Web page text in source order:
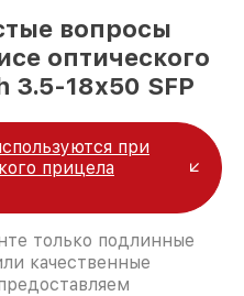
вопросы
оптического
3.5-18x50 SFP
при
прицела
только подлинные
качественные